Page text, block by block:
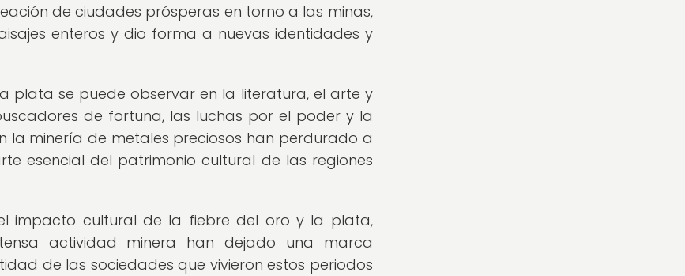
de ciudades prósperas en torno a las minas,
enteros y dio forma a nuevas identidades y
plata se puede observar en la literatura, el arte y
de fortuna, las luchas por el poder y la
la minería de metales preciosos han perdurado a
esencial del patrimonio cultural de las regiones
impacto cultural de la fiebre del oro y la plata,
actividad minera han dejado una marca
de las sociedades que vivieron estos periodos